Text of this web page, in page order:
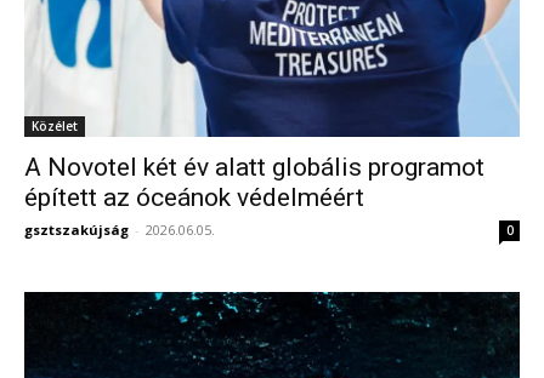
Közélet
A Novotel két év alatt globális programot
épített az óceánok védelméért
gsztszakújság - 2026.06.05. 0